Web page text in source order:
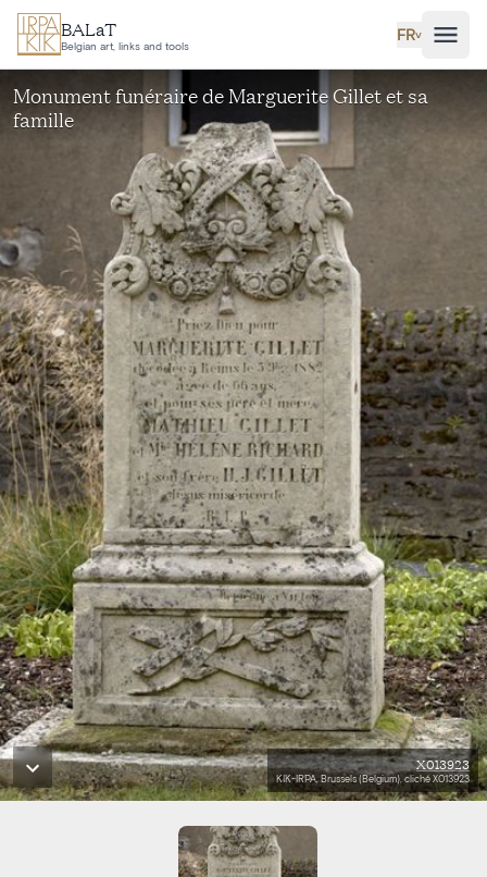
Aller au contenu principal
BALaT
Belgian art, links and tools
FR˅
Monument funéraire de Marguerite Gillet et sa
famille
X013923
KIK-IRPA, Brussels (Belgium), cliché X013923